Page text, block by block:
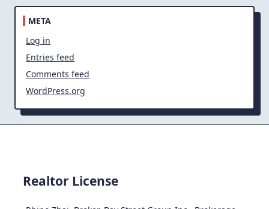
META
Log in
Entries feed
Comments feed
WordPress.org
Realtor License